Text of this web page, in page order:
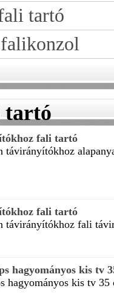
tartó
tartó
fali tartó
távirányítókhoz
fali tartó
távirányítókhoz fali
hagyományos kis tv
hagyományos kis tv 35